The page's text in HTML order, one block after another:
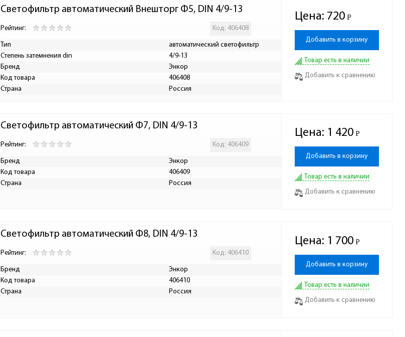
Светофильтр автоматический Внешторг Ф5, DIN 4/9-13
Рейтинг: Код: 406408
Тип
автоматический светофильтр
Степень затемнения din
4/9-13
Бренд
Энкор
Код товара
406408
Страна
Россия
Цена: 720 Р
-
Добавить в корзину
Товар есть в наличии
Добавить к сравнению
Светофильтр автоматический Ф7, DIN 4/9-13
Рейтинг: Код: 406409
Бренд
Энкор
Код товара
406409
Страна
Россия
Цена: 1 420 Р
-
Добавить в корзину
Товар есть в наличии
Добавить к сравнению
Светофильтр автоматический Ф8, DIN 4/9-13
Рейтинг: Код: 406410
Бренд
Энкор
Код товара
406410
Страна
Россия
Цена: 1 700 Р
-
Добавить в корзину
Товар есть в наличии
Добавить к сравнению